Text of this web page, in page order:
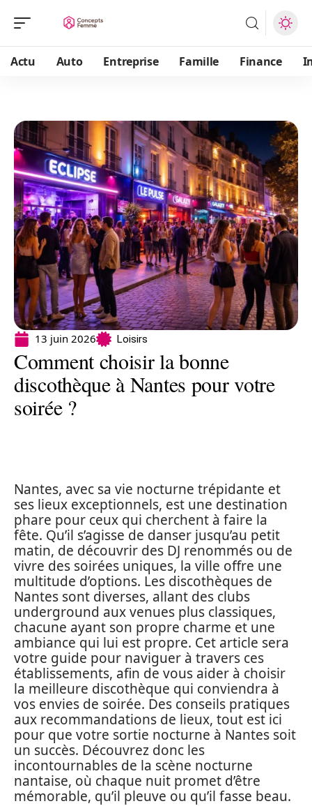
Actu Auto Entreprise Famille Finance
13 juin 2026 Loisirs
Comment choisir la bonne
discothèque à Nantes pour votre
soirée ?
Nantes, avec sa vie nocturne trépidante et
ses lieux exceptionnels, est une destination
phare pour ceux qui cherchent à faire la
fête. Qu’il s’agisse de danser jusqu’au petit
matin, de découvrir des DJ renommés ou de
vivre des soirées uniques, la ville offre une
multitude d’options. Les discothèques de
Nantes sont diverses, allant des clubs
underground aux venues plus classiques,
chacune ayant son propre charme et une
ambiance qui lui est propre. Cet article sera
votre guide pour naviguer à travers ces
établissements, afin de vous aider à choisir
la meilleure discothèque qui conviendra à
vos envies de soirée. Des conseils pratiques
aux recommandations de lieux, tout est ici
pour que votre sortie nocturne à Nantes soit
un succès. Découvrez donc les
incontournables de la scène nocturne
nantaise, où chaque nuit promet d’être
mémorable, qu’il pleuve ou qu’il fasse beau.